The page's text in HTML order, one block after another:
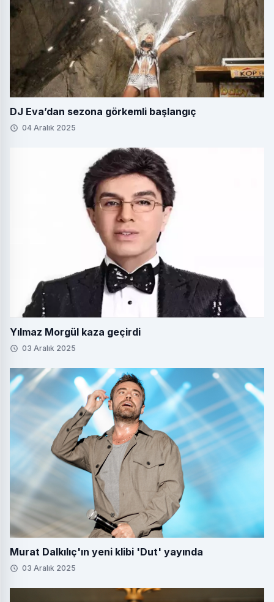
DJ Eva’dan sezona görkemli başlangıç
04 Aralık 2025
Yılmaz Morgül kaza geçirdi
03 Aralık 2025
Murat Dalkılıç'ın yeni klibi 'Dut' yayında
03 Aralık 2025